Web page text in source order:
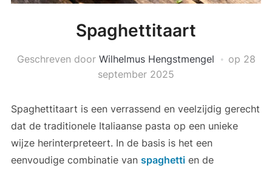
Spaghettitaart
Geschreven door Wilhelmus Hengstmengel op 28
september 2025
Spaghettitaart is een verrassend en veelzijdig gerecht
dat de traditionele Italiaanse pasta op een unieke
wijze herinterpreteert. In de basis is het een
eenvoudige combinatie van spaghettien de